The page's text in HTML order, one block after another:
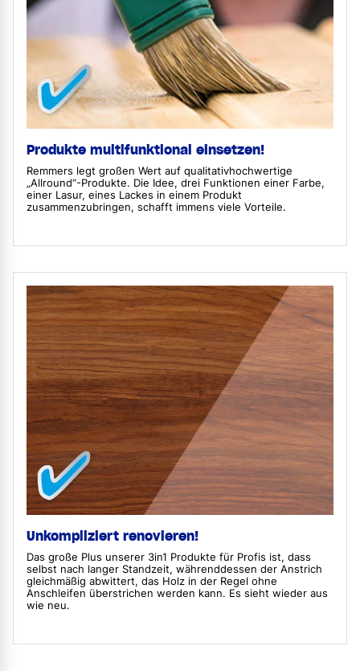
Produkte multifunktional einsetzen!
Remmers legt großen Wert auf qualitativhochwertige
„Allround“-Produkte. Die Idee, drei Funktionen einer Farbe,
einer Lasur, eines Lackes in einem Produkt
zusammenzubringen, schafft immens viele Vorteile.
Unkompliziert renovieren!
Das große Plus unserer 3in1 Produkte für Profis ist, dass
selbst nach langer Standzeit, währenddessen der Anstrich
gleichmäßig abwittert, das Holz in der Regel ohne
Anschleifen überstrichen werden kann. Es sieht wieder aus
wie neu.